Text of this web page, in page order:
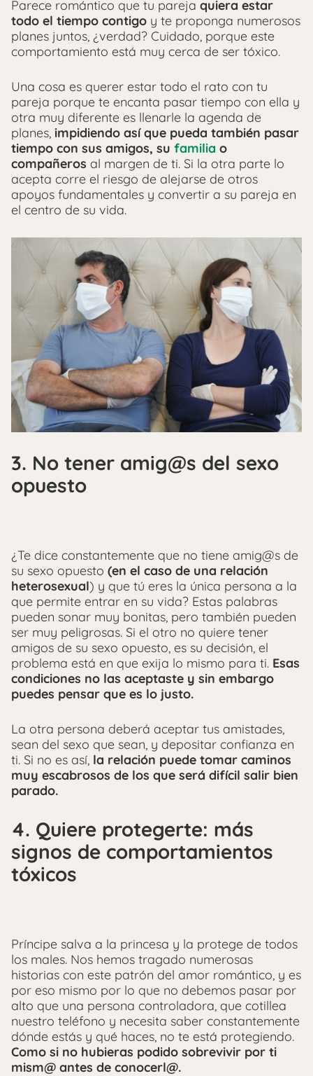
Parece romántico que tu pareja quiera estar
todo el tiempo contigo y te proponga numerosos
planes juntos, ¿verdad? Cuidado, porque este
comportamiento está muy cerca de ser tóxico.
Una cosa es querer estar todo el rato con tu
pareja porque te encanta pasar tiempo con ella y
otra muy diferente es llenarle la agenda de
planes, impidiendo así que pueda también pasar
tiempo con sus amigos, su familia o
compañeros al margen de ti. Si la otra parte lo
acepta corre el riesgo de alejarse de otros
apoyos fundamentales y convertir a su pareja en
el centro de su vida.
3. No tener amig@s del sexo
opuesto
¿Te dice constantemente que no tiene amig@s de
su sexo opuesto (en el caso de una relación
heterosexual) y que tú eres la única persona a la
que permite entrar en su vida? Estas palabras
pueden sonar muy bonitas, pero también pueden
ser muy peligrosas. Si el otro no quiere tener
amigos de su sexo opuesto, es su decisión, el
problema está en que exija lo mismo para ti. Esas
condiciones no las aceptaste y sin embargo
puedes pensar que es lo justo.
La otra persona deberá aceptar tus amistades,
sean del sexo que sean, y depositar confianza en
ti. Si no es así, la relación puede tomar caminos
muy escabrosos de los que será difícil salir bien
parado.
4. Quiere protegerte: más
signos de comportamientos
tóxicos
Príncipe salva a la princesa y la protege de todos
los males. Nos hemos tragado numerosas
historias con este patrón del amor romántico, y es
por eso mismo por lo que no debemos pasar por
alto que una persona controladora, que cotillea
nuestro teléfono y necesita saber constantemente
dónde estás y qué haces, no te está protegiendo.
Como si no hubieras podido sobrevivir por ti
mism@ antes de conocerl@.